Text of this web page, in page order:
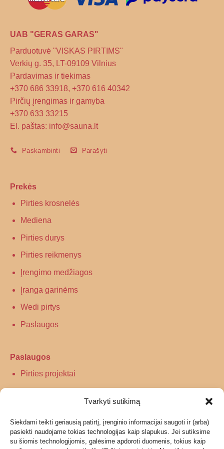
Tvarkyti sutikimą
Siekdami teikti geriausią patirtį, įrenginio informacijai saugoti ir (arba)
pasiekti naudojame tokias technologijas kaip slapukus. Jei sutiksime
su šiomis technologijomis, galėsime apdoroti duomenis, tokius kaip
UAB "GERAS GARAS"
Parduotuvė "VISKAS PIRTIMS"
Verkių g. 35, LT-09109 Vilnius
Pardavimas ir tiekimas
+370 686 33918, +370 616 40342
Pirčių įrengimas ir gamyba
+370 633 33215
El. paštas: info@sauna.lt
Paskambinti Parašyti
Prekės
Pirties krosnelės
Mediena
Pirties durys
Pirties reikmenys
Įrengimo medžiagos
Įranga garinėms
Wedi pirtys
Paslaugos
Paslaugos
Pirties projektai
Turkiškos pirties įrengimas
Tradicinės pirties įrengimas